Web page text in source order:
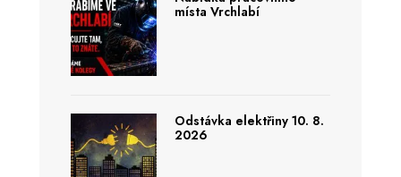
místa Vrchlabí
Odstávka elektřiny 10. 8.
2026